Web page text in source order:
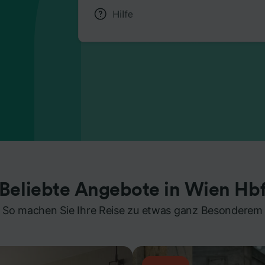
Beliebte Angebote in Wien
So machen Sie Ihre Reise zu etwas ganz Besonderem